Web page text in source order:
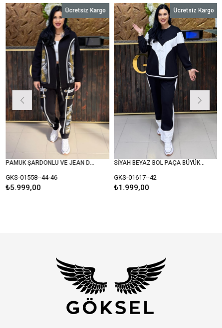
PAMUK ŞARDONLU VE JEAN DETAYLI BÜYÜK BEDEN TAKIM
01558--44-46
Ücretsiz Kargo
SİYAH BEYAZ BOL PAÇA BÜYÜK BEDEN TAKIM
GKS-01617--42
₺1.999,00
Ücretsiz Kargo